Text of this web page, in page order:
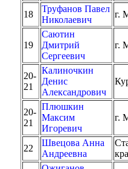
18
Труфанов Павел
Николаевич
г.
19
Саютин
Дмитрий
Сергеевич
г.
20-
21
Калиночкин
Денис
Александрович
20-
21
Плюшкин
Максим
Игоревич
г.
22
Швецова Анна
Андреевна